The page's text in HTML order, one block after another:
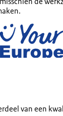
van een